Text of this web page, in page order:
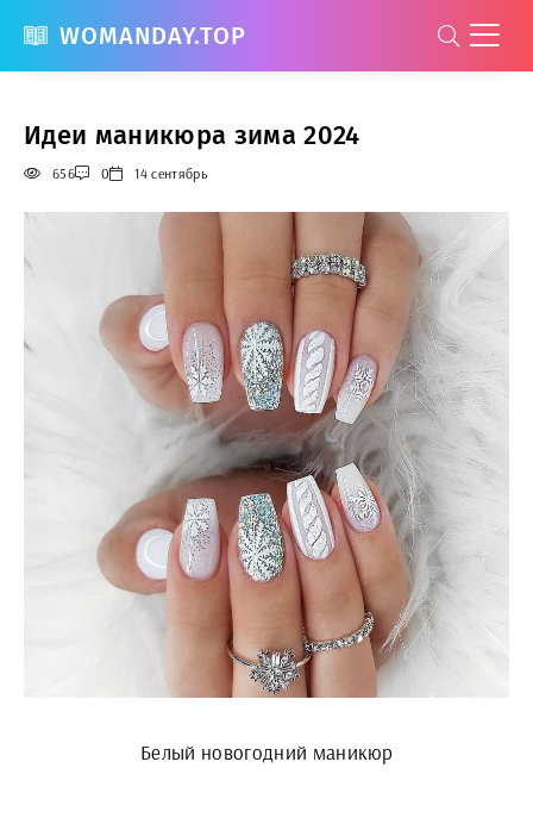
WOMANDAY.TOP
Идеи маникюра зима 2024
656 0 14 сентябрь
Белый новогодний маникюр